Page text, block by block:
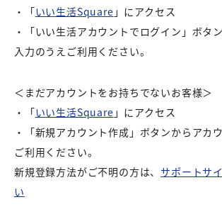
・「いい生活Square 」にアクセス
・「いい生活アカウントでログイン」ボタ
入力のうえご利用ください。
＜まだアカウントをお持ちでないお客様＞
・「いい生活Square 」にアクセス
・「新規アカウント作成」ボタンからアカ
ご利用ください。
新規登録方法がご不明の方は、 サポートサ
い